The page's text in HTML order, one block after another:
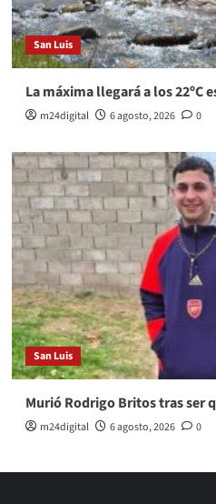
San Luis
La máxima llegará a los 22ºC
m24digital 6 agosto, 2026 0
San Luis
Murió Rodrigo Britos tras ser
m24digital 6 agosto, 2026 0